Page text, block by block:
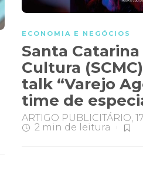
ECONOMIA E NEGÓCIOS
Santa
Cultura
talk “Varejo
time de
ARTIGO PUBLICITÁRIO,
2 min de leitura